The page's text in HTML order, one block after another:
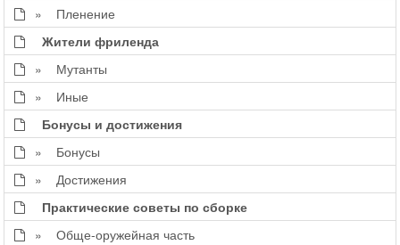
» Пленение
Жители фриленда
» Мутанты
» Иные
Бонусы и достижения
» Бонусы
» Достижения
Практические советы по сборке
» Обще-оружейная часть